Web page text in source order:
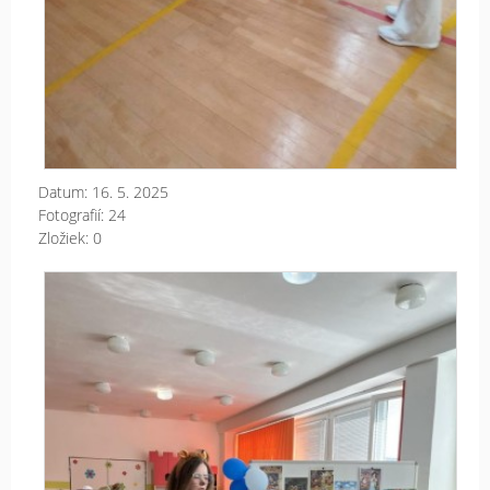
Datum: 16. 5. 2025
Fotografií: 24
Zložiek: 0